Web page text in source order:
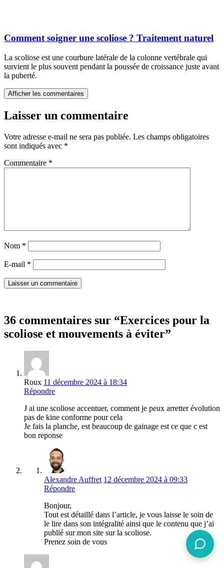
Comment soigner une scoliose ? Traitement naturel
La scoliose est une courbure latérale de la colonne vertébrale qui
survient le plus souvent pendant la poussée de croissance juste avant
la puberté.
Afficher les commentaires
Laisser un commentaire
Votre adresse e-mail ne sera pas publiée. Les champs obligatoires
sont indiqués avec *
Commentaire *
Nom *
E-mail *
36 commentaires sur “Exercices pour la
scoliose et mouvements à éviter”
Roux 11 décembre 2024 à 18:34
Répondre
J ai une scoliose accentuer, comment je peux arretter évolution
pas de kine conforme pour cela
Je fais la planche, est beaucoup de gainage est ce que c est
bon reponse
Alexandre Auffret 12 décembre 2024 à 09:33
Répondre
Bonjour,
Tout est détaillé dans l’article, je vous laisse le soin de
le lire dans son intégralité ainsi que le contenu que j’ai
publié sur mon site sur la scoliose.
Prenez soin de vous